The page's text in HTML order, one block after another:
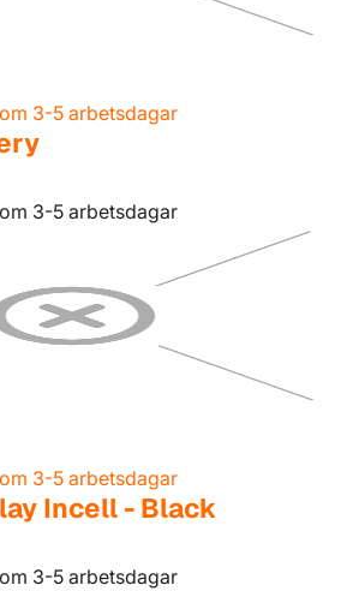
3-5 arbetsdagar
3-5 arbetsdagar
3-5 arbetsdagar
Incell - Black
3-5 arbetsdagar